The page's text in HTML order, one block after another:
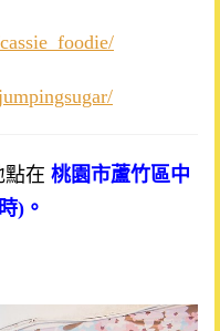
點在 桃園市蘆竹區中
)。